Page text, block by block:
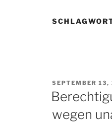
AM
SEPTEMBER 13,
wegen